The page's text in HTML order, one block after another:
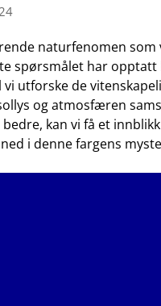
‍naturfenomen
spørsmålet har
utforske de
og atmosfæren⁣
kan ⁣vi ​få ‌et
i ⁣denne fargens